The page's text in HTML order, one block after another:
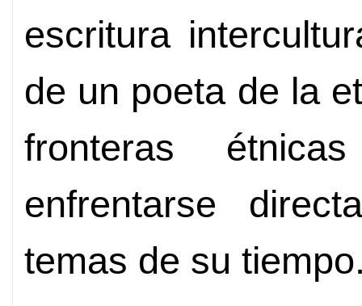
escritura
de un poeta de la
fronteras
enfrentarse
temas de su